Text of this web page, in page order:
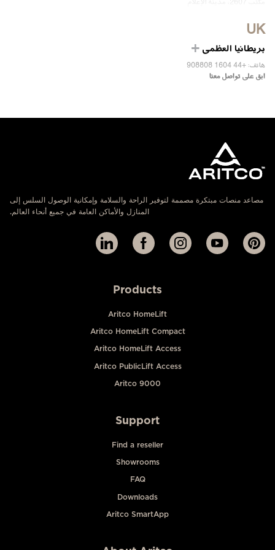
ابق على تواصل معنا
UK
بريطانيا العظمى
هاتف: +44 1604 908808
ابق على تواصل معنا
مصاعد منصات مبتكرة مصممة لتوفير الراحة والسلامة وإمكانية الوصول السلس إلى
المنازل والأماكن العامة في جميع أنحاء العالم.
Products
Aritco HomeLift
Aritco HomeLift Compact
Aritco HomeLift Access
Aritco PublicLift Access
Aritco 9000
Support
Find a reseller
Showrooms
FAQ
Downloads
Aritco SmartApp